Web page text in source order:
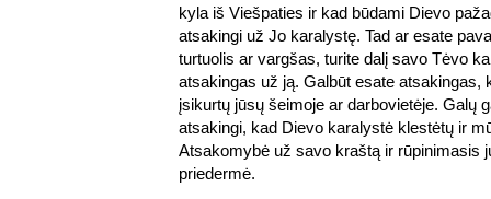
kyla iš Viešpaties ir kad būdami Dievo
atsakingi už Jo karalystę. Tad ar esate
turtuolis ar vargšas, turite dalį savo Tėvo
atsakingas už ją. Galbūt esate atsakingas,
įsikurtų jūsų šeimoje ar darbovietėje. Galų
atsakingi, kad Dievo karalystė klestėtų ir
Atsakomybė už savo kraštą ir rūpinimasis
priedermė.